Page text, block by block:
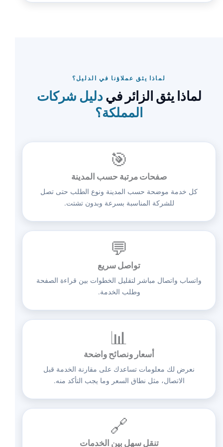
لماذا يثق عملاؤنا في الدليل؟
لماذا يثق الزائر فيدليل شركات
المملكة؟
🎯
صفحات مرتبة حسب المدينة
كل خدمة موضحة حسب المدينة ونوع الطلب حتى تصل
للشركة المناسبة بسرعة وبدون تشتت.
💬
تواصل سريع
واتساب واتصال مباشر لتقليل الخطوات بين قراءة الصفحة
وطلب الخدمة.
📊
أسعار ونصائح واضحة
نعرض لك معلومات تساعدك على مقارنة الخدمة قبل
الاتصال، مثل نطاق السعر وما يجب التأكد منه.
🔗
تنقل سهل بين الخدمات